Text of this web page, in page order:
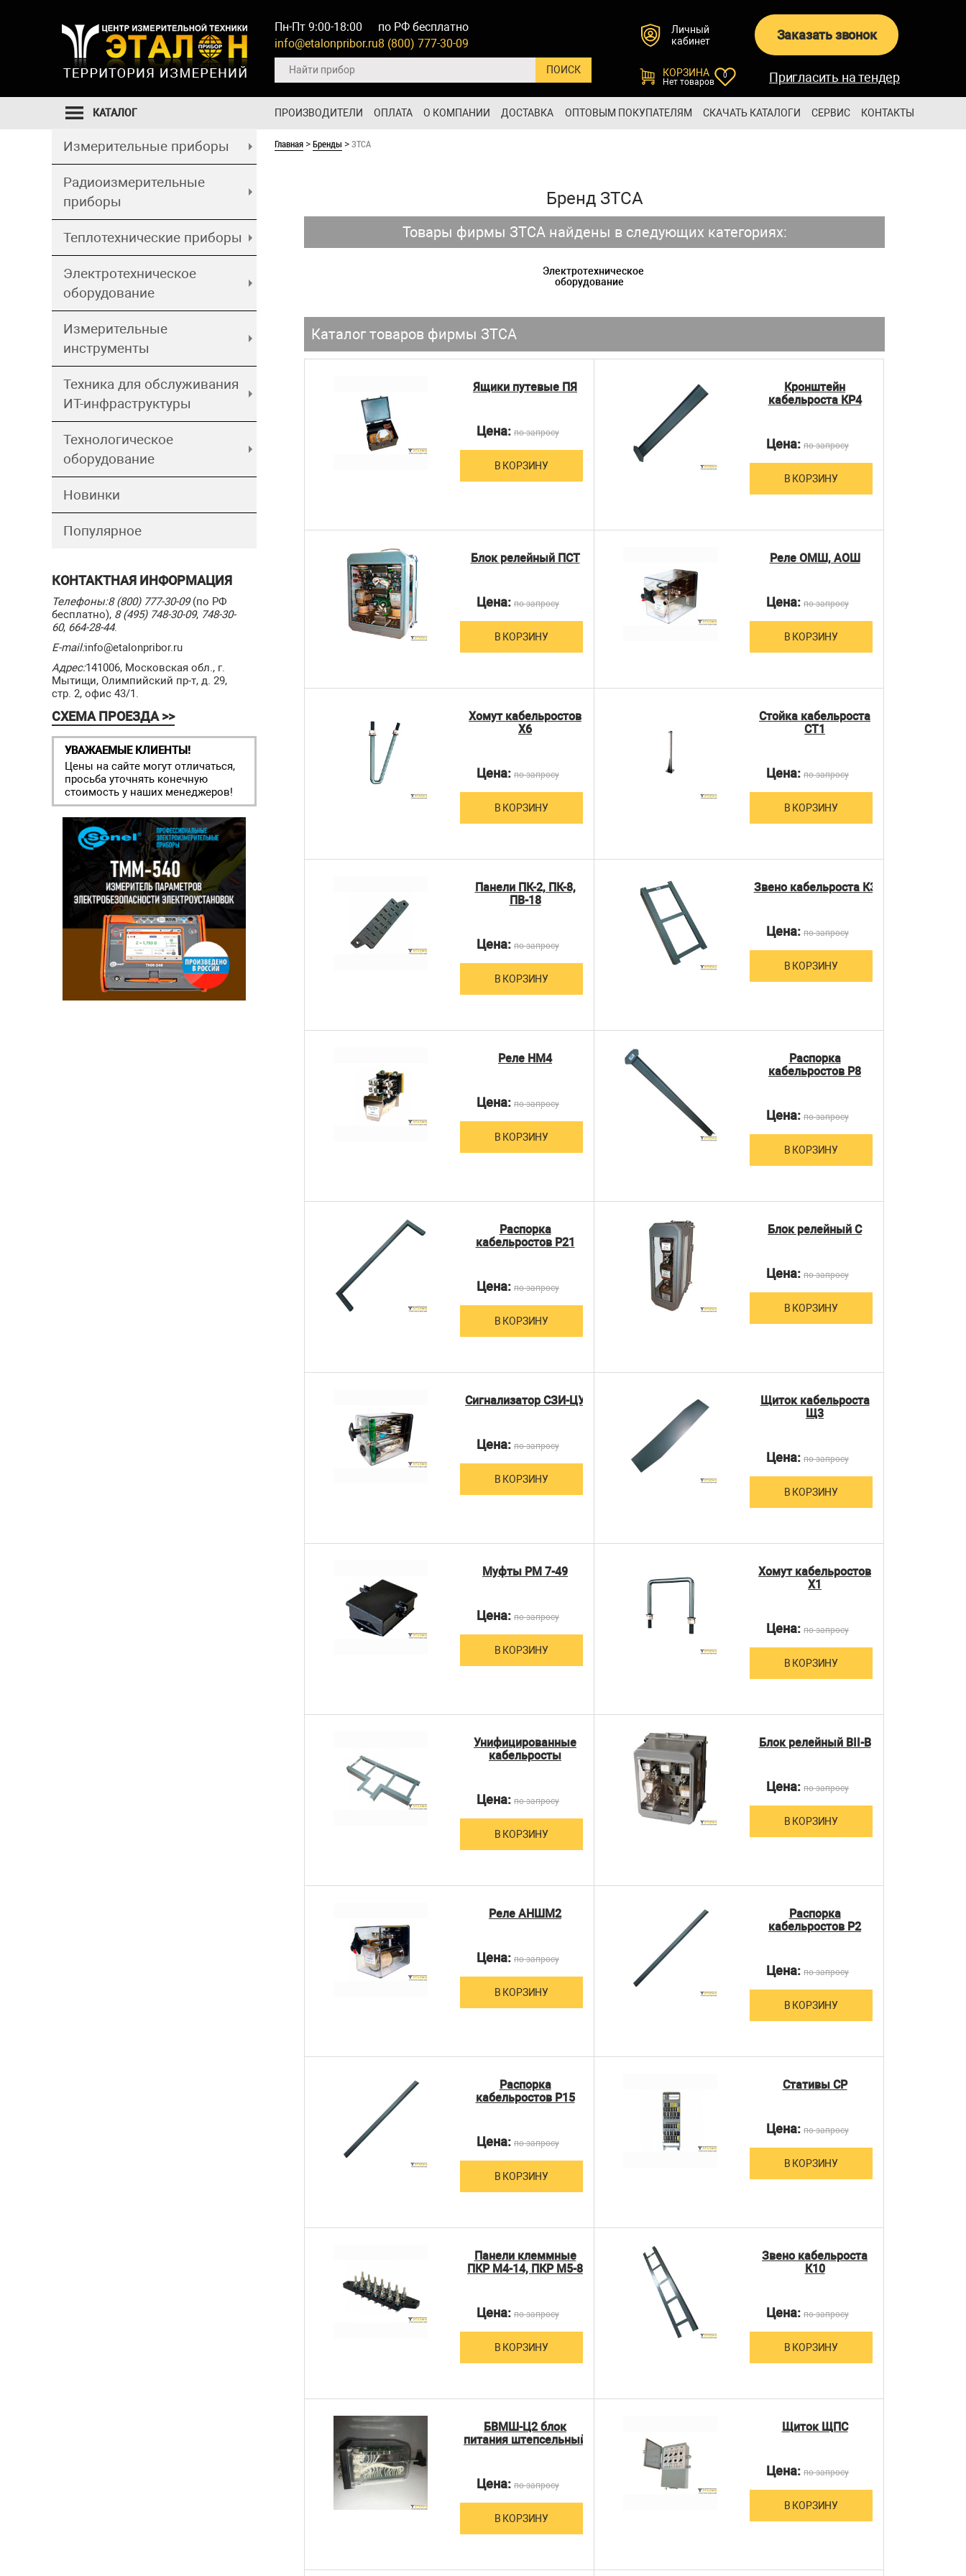
Пн-Пт 9:00-18:00
info@etalonpribor.ru
по РФ бесплатно
8 (800) 777-30-09
Личный
кабинет
Заказать звонок
КОРЗИНА
Нет товаров
0 Пригласить на тендер
ПРОИЗВОДИТЕЛИ ОПЛАТА О КОМПАНИИ ДОСТАВКА ОПТОВЫМ ПОКУПАТЕЛЯМ СКАЧАТЬ КАТАЛОГИ СЕРВИС КОНТАКТЫ
КАТАЛОГ
Измерительные приборы
Радиоизмерительные
приборы
Теплотехнические приборы
Электротехническое
оборудование
Измерительные
инструменты
Техника для обслуживания
ИТ-инфраструктуры
Технологическое
оборудование
Новинки
Популярное
КОНТАКТНАЯ ИНФОРМАЦИЯ
Телефоны:8 (800) 777-30-09(по РФ
бесплатно), 8 (495) 748-30-09, 748-30-
60, 664-28-44.
E-mail:info@etalonpribor.ru
Адрес:141006, Московская обл., г.
Мытищи, Олимпийский пр-т, д. 29,
стр. 2, офис 43/1.
СХЕМА ПРОЕЗДА >>
УВАЖАЕМЫЕ КЛИЕНТЫ!
Цены на сайте могут отличаться,
просьба уточнять конечную
стоимость у наших менеджеров!
Главная >Бренды >ЗТСА
Бренд ЗТСА
Товары фирмы ЗТСА найдены в следующих категориях:
Электротехническое
оборудование
Каталог товаров фирмы ЗТСА
Ящики путевые ПЯ
Цена: по запросу
В КОРЗИНУ
Кронштейн
кабельроста КР4
Цена: по запросу
В КОРЗИНУ
Блок релейный ПСТ
Цена: по запросу
В КОРЗИНУ
Реле ОМШ, АОШ
Цена: по запросу
В КОРЗИНУ
Хомут кабельростов
Х6
Цена: по запросу
В КОРЗИНУ
Стойка кабельроста
СТ1
Цена: по запросу
В КОРЗИНУ
Панели ПК-2, ПК-8,
ПВ-18
Цена: по запросу
В КОРЗИНУ
Звено кабельроста К3
Цена: по запросу
В КОРЗИНУ
Реле НМ4
Цена: по запросу
В КОРЗИНУ
Распорка
кабельростов Р8
Цена: по запросу
В КОРЗИНУ
Распорка
кабельростов Р21
Цена: по запросу
В КОРЗИНУ
Блок релейный С
Цена: по запросу
В КОРЗИНУ
Сигнализатор СЗИ-ЦУ
Цена: по запросу
В КОРЗИНУ
Щиток кабельроста
Щ3
Цена: по запросу
В КОРЗИНУ
Муфты РМ 7-49
Цена: по запросу
В КОРЗИНУ
Хомут кабельростов
Х1
Цена: по запросу
В КОРЗИНУ
Унифицированные
кабельросты
Цена: по запросу
В КОРЗИНУ
Блок релейный ВІІ-В
Цена: по запросу
В КОРЗИНУ
Реле АНШМ2
Цена: по запросу
В КОРЗИНУ
Распорка
кабельростов Р2
Цена: по запросу
В КОРЗИНУ
Распорка
кабельростов Р15
Цена: по запросу
В КОРЗИНУ
Стативы СР
Цена: по запросу
В КОРЗИНУ
Панели клеммные
ПКР М4-14, ПКР М5-8
Цена: по запросу
В КОРЗИНУ
Звено кабельроста
К10
Цена: по запросу
В КОРЗИНУ
БВМШ-Ц2 блок
питания штепсельный
Цена: по запросу
В КОРЗИНУ
Щиток ЩПС
Цена: по запросу
В КОРЗИНУ